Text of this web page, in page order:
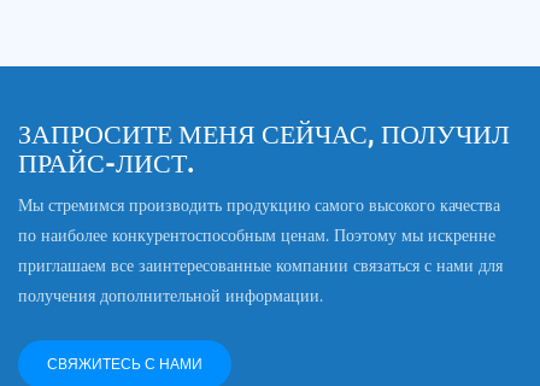
ЗАПРОСИТЕ МЕНЯ СЕЙЧАС, ПОЛУЧИЛ
ПРАЙС-ЛИСТ.
Мы стремимся производить продукцию самого высокого качества
по наиболее конкурентоспособным ценам. Поэтому мы искренне
приглашаем все заинтересованные компании связаться с нами для
получения дополнительной информации.
СВЯЖИТЕСЬ С НАМИ